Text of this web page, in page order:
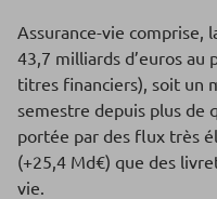
Assurance-vie comprise,
43,7 milliards d’euros
titres financiers), soit un
semestre depuis plus de
portée par des flux très
(+25,4 Md€) que des
vie.